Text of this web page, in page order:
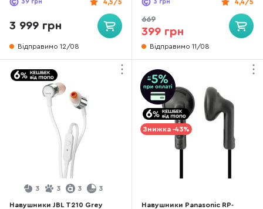
4,5/5
39 грн
3 999 грн
Відправимо 12/08
4,4/5
3 грн
669
399 грн
Відправимо 11/08
3 3 3 3
Навушники JBL T210 Grey
Знижка -43%
Навушники Panasonic RP-